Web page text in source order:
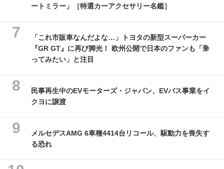
ートミラー」［特選カーアクセサリー名鑑］
「これ市販車なんだよな…」トヨタの新型スーパーカー
『GR GT』に再び脚光！ 欧州公開で日本のファンも「乗
ってみたい」と注目
民事再生中のEVモーターズ・ジャパン、EVバス事業をイ
クヨに譲渡
メルセデスAMG 6車種4414台リコール、駆動力を喪失す
る恐れ